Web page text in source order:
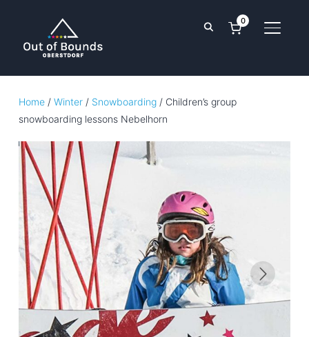
0
Home/ Winter/ Snowboarding/ Children’s group
snowboarding lessons Nebelhorn